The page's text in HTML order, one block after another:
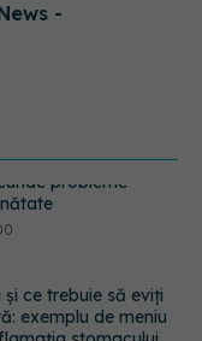
-
ce trebuie să eviți
exemplu de meniu